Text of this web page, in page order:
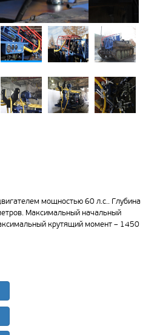
мощностью 60 л.с.. Глубина
Максимальный начальный
крутящий момент – 1450